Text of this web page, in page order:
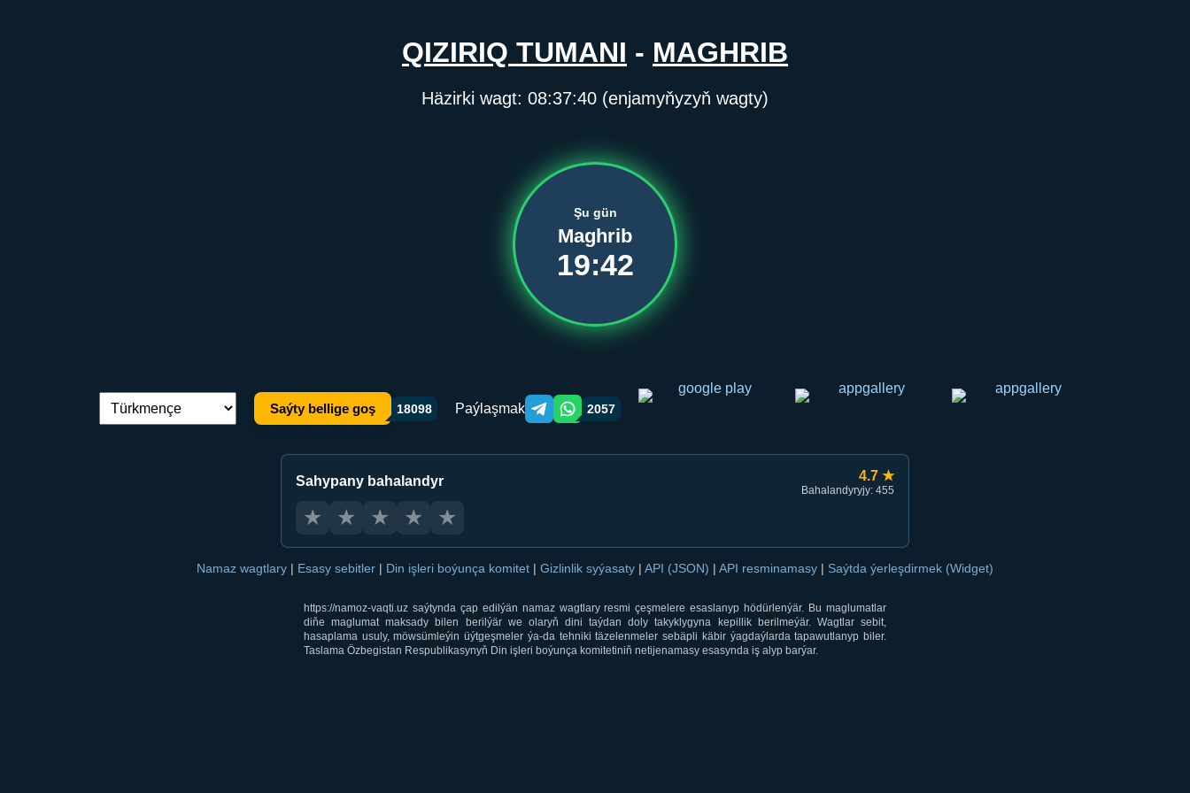
QIZIRIQ TUMANI - MAGHRIB
Häzirki wagt: 08:37:40 (enjamyňyzyň wagty)
Şu gün
Maghrib
19:42
Dil çalşyryş: Saýty bellige goş 18098 Paýlaşmak Telegram orqali ulashish
WhatsApp orqali ulashish
2057
Sahypany bahalandyr 4.7 ★
Bahalandyryjy: 455
★ ★ ★ ★ ★
Namaz wagtlary | Esasy sebitler | Din işleri boýunça komitet | Gizlinlik syýasaty | API (JSON) | API resminamasy | Saýtda ýerleşdirmek (Widget)
https://namoz-vaqti.uz saýtynda çap edilýän namaz wagtlary resmi çeşmelere esaslanyp hödürlenýär. Bu maglumatlar
diňe maglumat maksady bilen berilýär we olaryň dini taýdan doly takyklygyna kepillik berilmeýär. Wagtlar sebit,
hasaplama usuly, möwsümleýin üýtgeşmeler ýa-da tehniki täzelenmeler sebäpli käbir ýagdaýlarda tapawutlanyp biler.
Taslama Özbegistan Respublikasynyň Din işleri boýunça komitetiniň netijenamasy esasynda iş alyp barýar.